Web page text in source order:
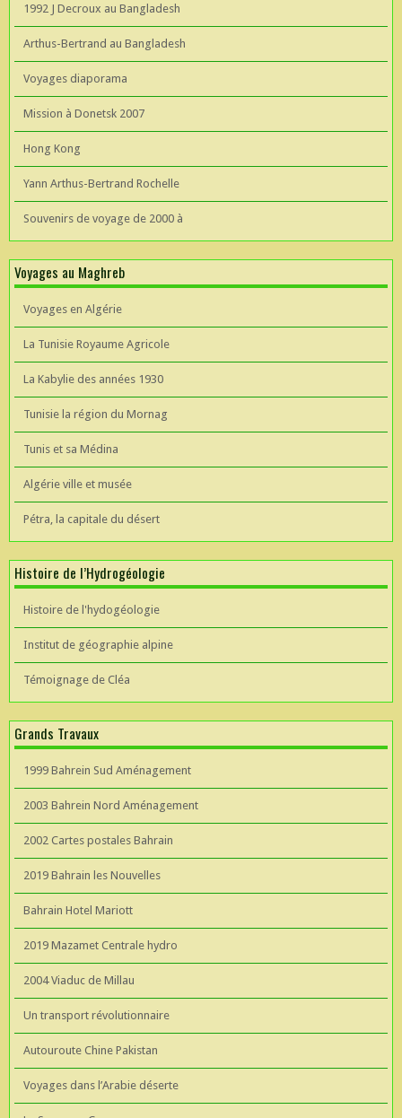
1992 J Decroux au Bangladesh
Arthus-Bertrand au Bangladesh
Voyages diaporama
Mission à Donetsk 2007
Hong Kong
Yann Arthus-Bertrand Rochelle
Souvenirs de voyage de 2000 à
Voyages au Maghreb
Voyages en Algérie
La Tunisie Royaume Agricole
La Kabylie des années 1930
Tunisie la région du Mornag
Tunis et sa Médina
Algérie ville et musée
Pétra, la capitale du désert
Histoire de l’Hydrogéologie
Histoire de l'hydogéologie
Institut de géographie alpine
Témoignage de Cléa
Grands Travaux
1999 Bahrein Sud Aménagement
2003 Bahrein Nord Aménagement
2002 Cartes postales Bahrain
2019 Bahrain les Nouvelles
Bahrain Hotel Mariott
2019 Mazamet Centrale hydro
2004 Viaduc de Millau
Un transport révolutionnaire
Autouroute Chine Pakistan
Voyages dans l’Arabie déserte